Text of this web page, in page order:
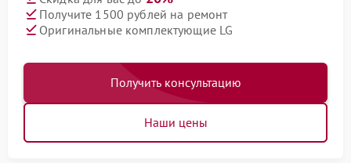
Получите 1500 рублей на ремонт
Оригинальные комплектующие LG
Получить консультацию
Наши цены